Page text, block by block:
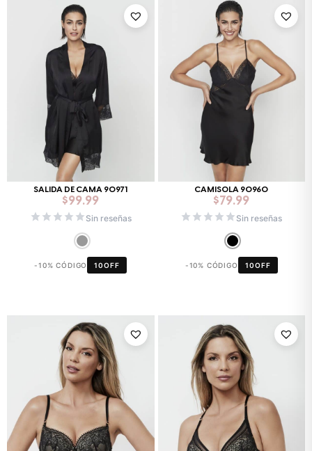
SALIDA DE CAMA 90971
$99.99
Sin reseñas
-10% CÓDIGO 10OFF
CAMISOLA 90960
$79.99
Sin reseñas
-10% CÓDIGO 10OFF